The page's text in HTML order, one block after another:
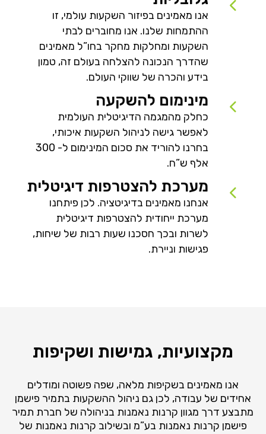
אנו מאמינים בפיזור השקעות עולמי, זו
ההתמחות שלנו. אנו מחוברים לבתי
השקעות ומחלקות מחקר בחו”ל מאמינים
שהדרך הנכונה להצלחה בעולם זה, טמון
בידע והכרה של שווקי העולם.
מינימום להשקעה
כחלק מהמגמה הדיגיטלית העולמית
לאפשר גישה לניהול השקעות איכותי,
בחרנו להוריד את סכום המינימום ל- 300
אלף ש”ח.
מערכת להצטרפות דיגיטלית
אנחנו מאמינים בדיגיטציה. לכן פיתחנו
מערכת ייחודית להצטרפות דיגיטלית
לשרות ובכך חסכנו שעות רבות של שיחות,
פגישות וניירת.
מקצועיות, גמישות ושקיפות
אנו מאמינים בשקיפות מלאה, שפה פשוטה ומודלים
אחידים של עבודה, לכן גם ניהול ההשקעות בתמיר פישמן
מתבצע דרך מגוון קרנות נאמנות בניהולה של חברת תמיר
פישמן קרנות נאמנות בע”מ ובשילוב קרנות נאמנות של